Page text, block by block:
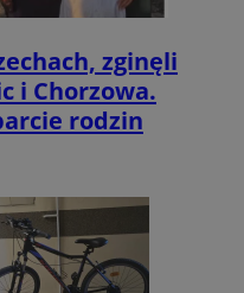
zginęli
i Chorzowa.
rodzin